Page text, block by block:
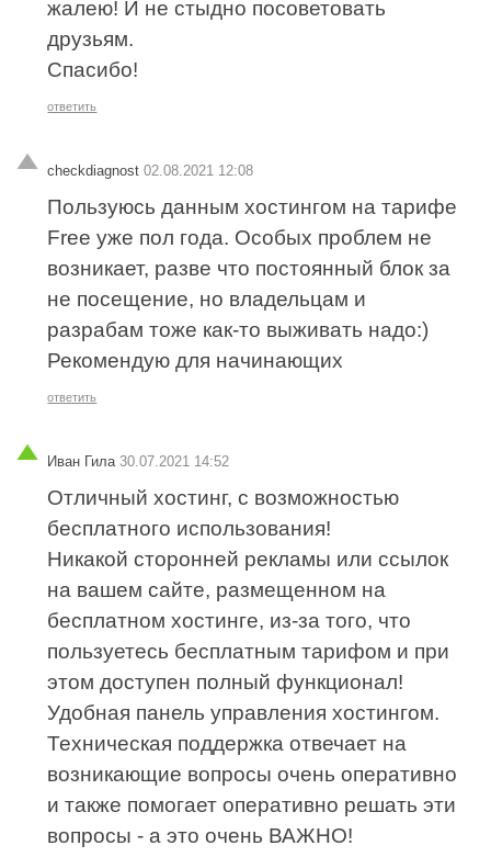
жалею! И не стыдно посоветовать
друзьям.
Спасибо!
ответить
checkdiagnost02.08.2021 12:08
Пользуюсь данным хостингом на тарифе
Free уже пол года. Особых проблем не
возникает, разве что постоянный блок за
не посещение, но владельцам и
разрабам тоже как-то выживать надо:)
Рекомендую для начинающих
ответить
Иван Гила 30.07.2021 14:52
Отличный хостинг, с возможностью
бесплатного использования!
Никакой сторонней рекламы или ссылок
на вашем сайте, размещенном на
бесплатном хостинге, из-за того, что
пользуетесь бесплатным тарифом и при
этом доступен полный функционал!
Удобная панель управления хостингом.
Техническая поддержка отвечает на
возникающие вопросы очень оперативно
и также помогает оперативно решать эти
вопросы - а это очень ВАЖНО!